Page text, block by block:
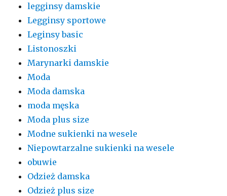
legginsy damskie
Legginsy sportowe
Leginsy basic
Listonoszki
Marynarki damskie
Moda
Moda damska
moda męska
Moda plus size
Modne sukienki na wesele
Niepowtarzalne sukienki na wesele
obuwie
Odzież damska
Odzież plus size